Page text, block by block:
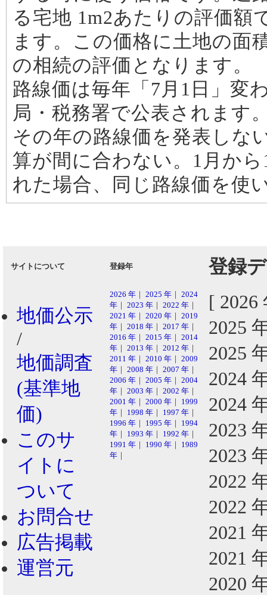
る宅地 1m2あたりの評価額
ます。この価格に土地の面
の相続の評価となります。
路線価は毎年「7月1日」変
局・税務署で公表されます
その年の路線価を発表しな
算が間に合わない。1月か
れた場合、同じ路線価を使
サイトについて 登録年 登録
地価公示
/
地価調査
(基準地
価)
このサ
イトに
ついて
お問合せ
広告掲載
運営元
2026 年 ｜ 2025 年 ｜ 2024
年 ｜ 2023 年 ｜ 2022 年 ｜
2021 年 ｜ 2020 年 ｜ 2019
年 ｜ 2018 年 ｜ 2017 年 ｜
2016 年 ｜ 2015 年 ｜ 2014
年 ｜ 2013 年 ｜ 2012 年 ｜
2011 年 ｜ 2010 年 ｜ 2009
年 ｜ 2008 年 ｜ 2007 年 ｜
2006 年 ｜ 2005 年 ｜ 2004
年 ｜ 2003 年 ｜ 2002 年 ｜
2001 年 ｜ 2000 年 ｜ 1999
年 ｜ 1998 年 ｜ 1997 年 ｜
1996 年 ｜ 1995 年 ｜ 1994
年 ｜ 1993 年 ｜ 1992 年 ｜
1991 年 ｜ 1990 年 ｜ 1989
年 ｜
[
2025
2025
2024
2024
2023
2023
2022
2022
2021
2021
2020